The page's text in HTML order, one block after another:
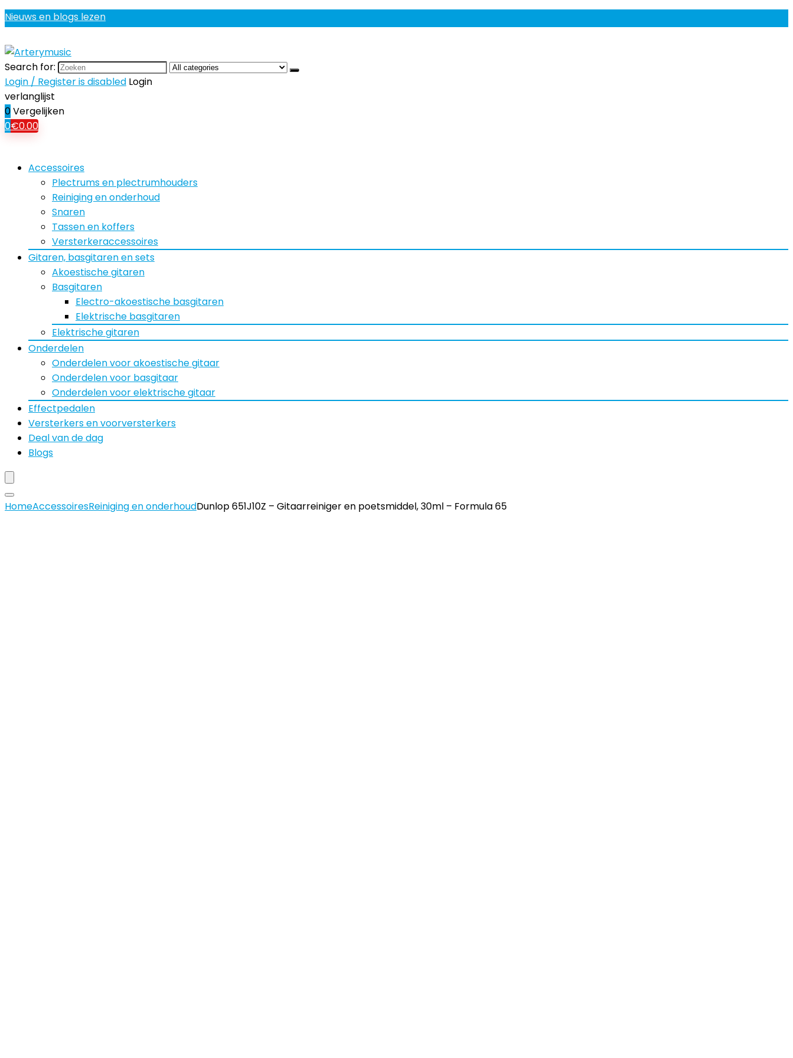
Nieuws en blogs lezen
Search for:
Login / Register is disabled Login
verlanglijst
0Vergelijken
0€0.00
Accessoires
Plectrums en plectrumhouders
Reiniging en onderhoud
Snaren
Tassen en koffers
Versterkeraccessoires
Gitaren, basgitaren en sets
Akoestische gitaren
Basgitaren
Electro-akoestische basgitaren
Elektrische basgitaren
Elektrische gitaren
Onderdelen
Onderdelen voor akoestische gitaar
Onderdelen voor basgitaar
Onderdelen voor elektrische gitaar
Effectpedalen
Versterkers en voorversterkers
Deal van de dag
Blogs
HomeAccessoiresReiniging en onderhoudDunlop 651J10Z – Gitaarreiniger en poetsmiddel, 30ml – Formula 65